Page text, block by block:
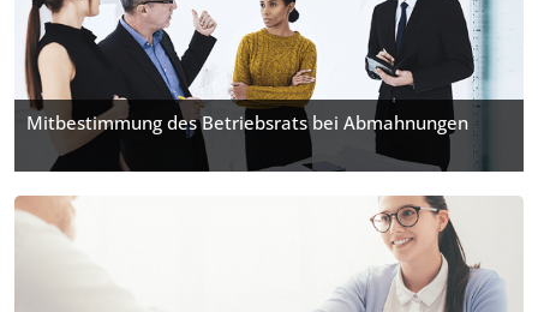
Mitbestimmung des Betriebsrats bei Abmahnungen